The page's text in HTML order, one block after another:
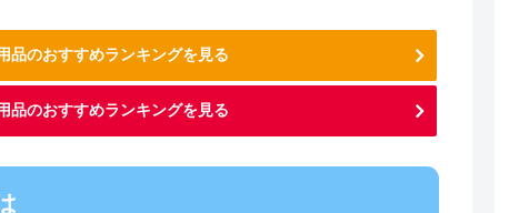
品のおすすめランキングを見る
品のおすすめランキングを見る